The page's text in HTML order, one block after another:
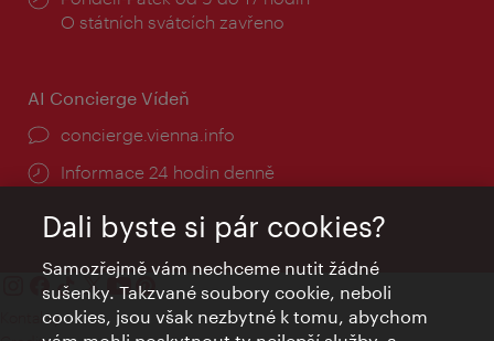
doba:
O státních svátcích zavřeno
AI Concierge Vídeň
concierge.vienna.info
Informace 24 hodin denně
Kontakty
Dali byste si pár cookies?
Samozřejmě vám nechceme nutit žádné
sušenky. Takzvané soubory cookie, neboli
cookies, jsou však nezbytné k tomu, abychom